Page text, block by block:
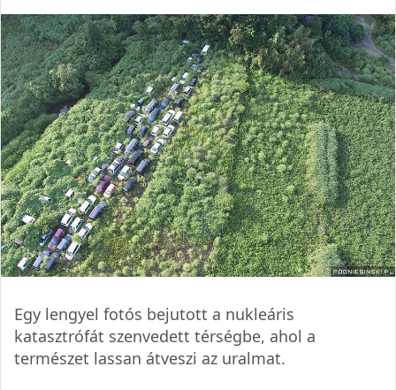
Egy lengyel fotós bejutott a nukleáris
katasztrófát szenvedett térségbe, ahol a
természet lassan átveszi az uralmat.